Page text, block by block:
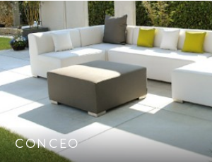
CONCEO
XXL-Plattensystem mit gestrahlter
samtierter